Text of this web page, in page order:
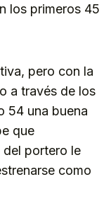
los primeros 45
pero con la
a través de los
54 una buena
que
del portero le
como